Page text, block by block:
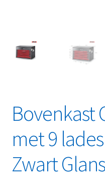
Videos
Winkelwagen
Bovenkast
met 9
Zwart